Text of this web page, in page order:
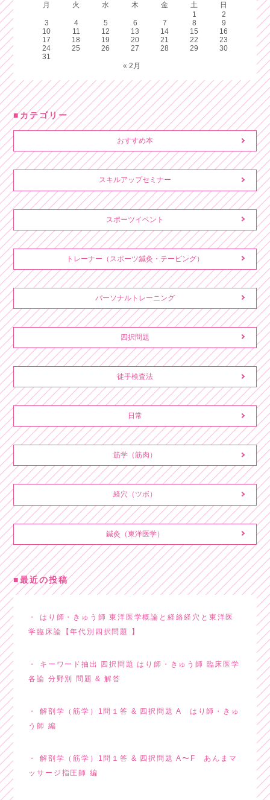
月
火 水 木 金 土
日
1
2
3
4 5 6 7 8
9
10
11 12 13 14 15
16
17
18 19 20 21 22
23
24
25 26 27 28 29
30
31
« 2月
カテゴリー
おすすめ本
スキルアップセミナー
スポーツイベント
トレーナー（スポーツ鍼灸・テーピング）
パーソナルトレーニング
四択問題
徒手検査法
日常
筋学（筋肉）
経穴（ツボ）
鍼灸（東洋医学）
最近の投稿
はり師・きゅう師 東洋医学概論と経絡経穴と東洋医
学臨床論【年代別四択問題 】
キーワード抽出 四択問題 はり師・きゅう師 臨床医学
各論 分野別 問題 & 解答
解剖学（筋学）1問１答 & 四択問題 A はり師・きゅ
う師 編
解剖学（筋学）1問１答 & 四択問題 A〜F あんまマ
ッサージ指圧師 編